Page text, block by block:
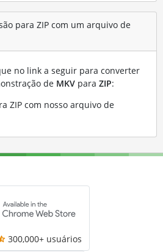
para ZIP com um arquivo de
no link a seguir para converter
de MKVpara ZIP:
ZIP com nosso arquivo de
300,000+ usuários